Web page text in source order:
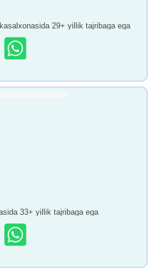
29+ yillik tajribaga ega
33+ yillik tajribaga ega